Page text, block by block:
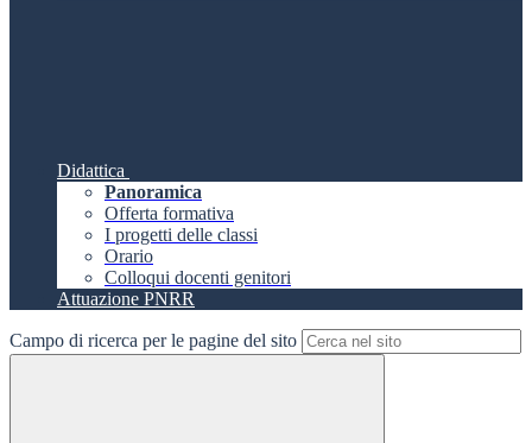
Didattica
Panoramica
Offerta formativa
I progetti delle classi
Orario
Colloqui docenti genitori
Attuazione PNRR
Campo di ricerca per le pagine del sito